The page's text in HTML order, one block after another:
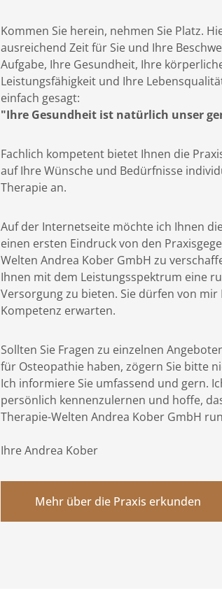
Kommen Sie herein, nehmen Sie Platz.
ausreichend Zeit für Sie und Ihre
Aufgabe, Ihre Gesundheit, Ihre
Leistungsfähigkeit und Ihre
einfach gesagt:
"Ihre Gesundheit ist natürlich unser
Fachlich kompetent bietet Ihnen die
auf Ihre Wünsche und Bedürfnisse
Therapie an.
Auf der Internetseite möchte ich Ihnen
einen ersten Eindruck von den
Welten Andrea Kober GmbH zu
Ihnen mit dem Leistungsspektrum eine
Versorgung zu bieten. Sie dürfen von
Kompetenz erwarten.
Sollten Sie Fragen zu einzelnen
für Osteopathie haben, zögern Sie bitte
Ich informiere Sie umfassend und gern.
persönlich kennenzulernen und hoffe,
Therapie-Welten Andrea Kober GmbH
Ihre Andrea Kober
Mehr über die Praxis erkunden